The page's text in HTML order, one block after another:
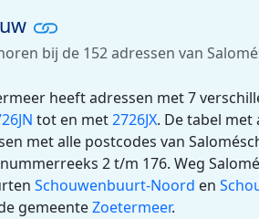
bij de 152 adressen van
heeft adressen met 7
tot en met2726JX. De tabel met
met alle postcodes van
2 t/m 176. Weg
Schouwenbuurt-Noord en
gemeenteZoetermeer.